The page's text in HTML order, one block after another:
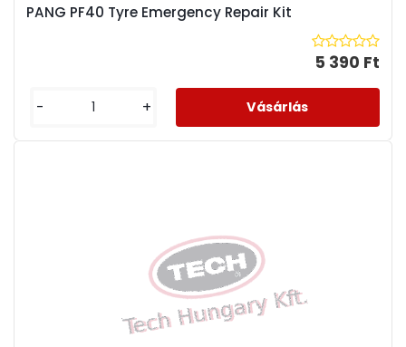
PANG PF40 Tyre Emergency Repair Kit
5 390 Ft
- +